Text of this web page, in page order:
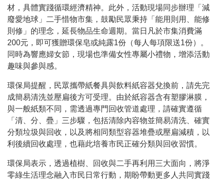
材，具體實踐循環經濟精神。此外，活動現場同步辦理「減
廢愛地球」二手惜物市集，鼓勵民眾秉持「能用則用、能修
則修」的理念，延長物品生命週期。當日凡於市集消費滿
200元，即可獲贈環保皂或純露1份（每人每項限送1份）。
同時為響應婦女節，現場也準備女性專屬小禮物，增添活動
趣味與參與感。
環保局提醒，民眾攜帶紙餐具與飲料紙容器兌換前，請先完
成簡易清洗並壓扁後方可受理。由於紙容器含有塑膠淋膜，
與一般紙類不同，需透過專門回收管道處理，請確實遵循
「清、分、疊」三步驟，包括清除內容物並簡易清洗、確實
分類垃圾與回收，以及將相同類型容器堆疊或壓扁減積，以
利後續回收處理，也藉此培養市民正確分類與回收習慣。
環保局表示，透過植樹、回收與二手再利用三大面向，將淨
零綠生活理念融入市民日常行動，期盼帶動更多人共同實踐